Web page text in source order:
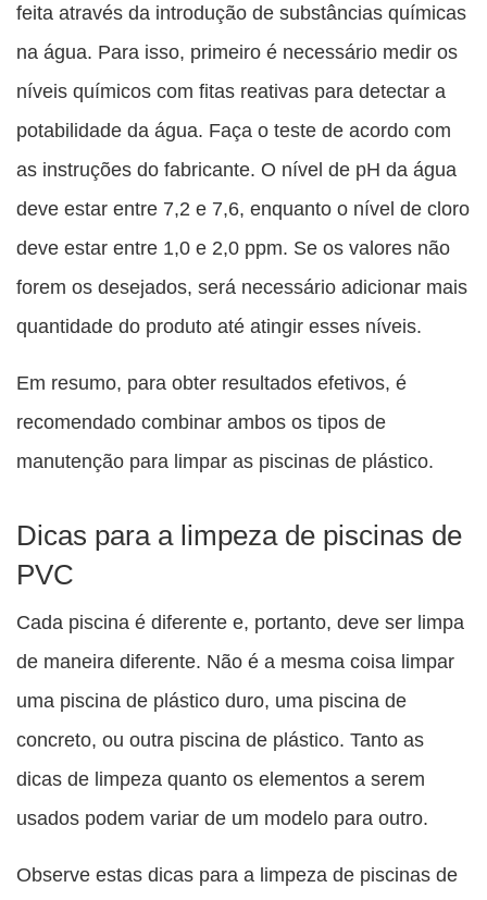
feita através da introdução de substâncias químicas
na água. Para isso, primeiro é necessário medir os
níveis químicos com fitas reativas para detectar a
potabilidade da água. Faça o teste de acordo com
as instruções do fabricante. O nível de pH da água
deve estar entre 7,2 e 7,6, enquanto o nível de cloro
deve estar entre 1,0 e 2,0 ppm. Se os valores não
forem os desejados, será necessário adicionar mais
quantidade do produto até atingir esses níveis.
Em resumo, para obter resultados efetivos, é
recomendado combinar ambos os tipos de
manutenção para limpar as piscinas de plástico.
Dicas para a limpeza de piscinas de
PVC
Cada piscina é diferente e, portanto, deve ser limpa
de maneira diferente. Não é a mesma coisa limpar
uma piscina de plástico duro, uma piscina de
concreto, ou outra piscina de plástico. Tanto as
dicas de limpeza quanto os elementos a serem
usados podem variar de um modelo para outro.
Observe estas dicas para a limpeza de piscinas de